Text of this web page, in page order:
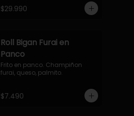
- palmito, pepino, queso,
envuelto en palta.
OPCION2:
- pollo, queso, cebollin, envuelto
en panco.
- camaron, queso, cebollin,
envuelto en panco.
- salmon, queso, palta, envuelto
$29.990
Roll Bigan Furai en
Panco
Frito en panco. Champiñon
furai, queso, palmito.
$7.490